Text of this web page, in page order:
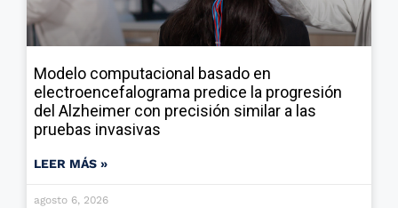
Modelo computacional basado en
electroencefalograma predice la progresión
del Alzheimer con precisión similar a las
pruebas invasivas
LEER MÁS »
agosto 6, 2026